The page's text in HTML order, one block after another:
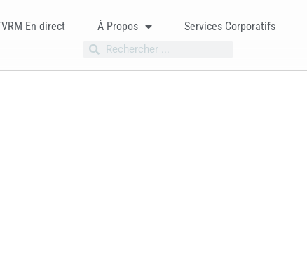
En direct À Propos Services Corporatifs